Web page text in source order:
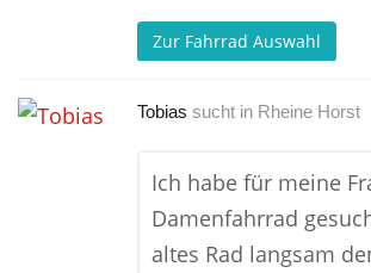
Zur Fahrrad Auswahl
Tobias sucht in Rheine Horst
Ich habe für meine
Damenfahrrad
altes Rad langsam